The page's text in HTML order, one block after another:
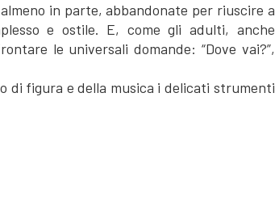
in parte, abbandonate per riuscire a
e ostile. E, come gli adulti, anche
le universali domande: “Dove vai?”,
di figura e della musica i delicati strumenti